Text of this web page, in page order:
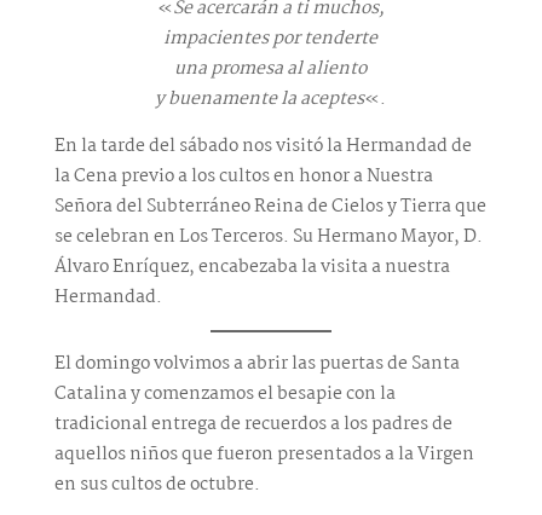
«Se acercarán a ti muchos,
impacientes por tenderte
una promesa al aliento
y buenamente la aceptes«.
En la tarde del sábado nos visitó la Hermandad de
la Cena previo a los cultos en honor a Nuestra
Señora del Subterráneo Reina de Cielos y Tierra que
se celebran en Los Terceros. Su Hermano Mayor, D.
Álvaro Enríquez, encabezaba la visita a nuestra
Hermandad.
El domingo volvimos a abrir las puertas de Santa
Catalina y comenzamos el besapie con la
tradicional entrega de recuerdos a los padres de
aquellos niños que fueron presentados a la Virgen
en sus cultos de octubre.